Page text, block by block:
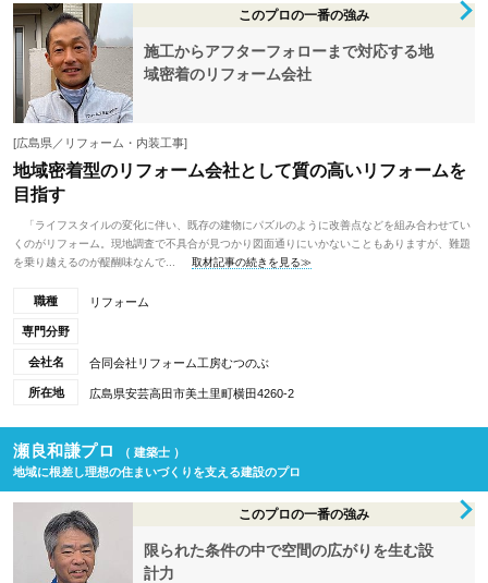
このプロの一番の強み
施工からアフターフォローまで対応する地
域密着のリフォーム会社
[広島県／リフォーム・内装工事]
地域密着型のリフォーム会社として質の高いリフォームを
目指す
「ライフスタイルの変化に伴い、既存の建物にパズルのように改善点などを組み合わせてい
くのがリフォーム。現地調査で不具合が見つかり図面通りにいかないこともありますが、難題
を乗り越えるのが醍醐味なんで...
取材記事の続きを見る≫
職種 リフォーム
専門分野
会社名 合同会社リフォーム工房むつのぶ
所在地 広島県安芸高田市美土里町横田4260-2
瀬良和謙プロ
（ 建築士 ）
地域に根差し理想の住まいづくりを支える建設のプロ
このプロの一番の強み
限られた条件の中で空間の広がりを生む設
計力